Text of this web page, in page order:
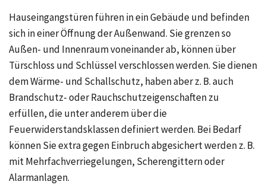
Hauseingangstüren führen in ein Gebäude und befinden
sich in einer Öffnung der Außenwand. Sie grenzen so
Außen- und Innenraum voneinander ab, können über
Türschloss und Schlüssel verschlossen werden. Sie dienen
dem Wärme- und Schallschutz, haben aber z. B. auch
Brandschutz- oder Rauchschutzeigenschaften zu
erfüllen, die unter anderem über die
Feuerwiderstandsklassen definiert werden. Bei Bedarf
können Sie extra gegen Einbruch abgesichert werden z. B.
mit Mehrfachverriegelungen, Scherengittern oder
Alarmanlagen.